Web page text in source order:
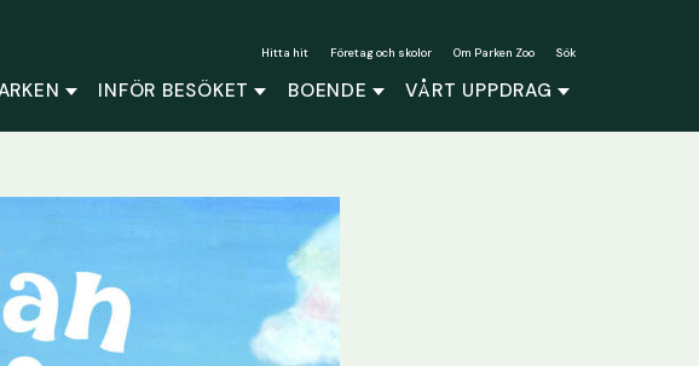
INFÖR BESÖKET BOENDE VÅRT UPPDRAG
Hitta hit Företag och skolor Om Parken Zoo Sök